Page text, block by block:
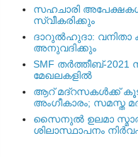
സഹചാരി
സ്വീകരിക്കും
ദാറുല്‍ഹുദാ: വനിതാ
അനുവദിക്കും
SMF തര്‍ത്തീബ്-2021
മേഖലകളില്‍
ആറ് മദ്റസകള്‍ക്ക്
അംഗീകാരം; സമസ്ത
സൈനുല്‍ ഉലമാ സ്മാരക
ശിലാസ്ഥാപനം